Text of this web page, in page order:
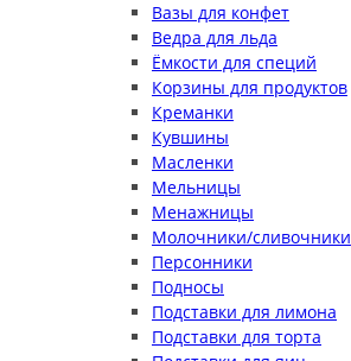
Вазы для конфет
Ведра для льда
Ёмкости для специй
Корзины для продуктов
Креманки
Кувшины
Масленки
Мельницы
Менажницы
Молочники/сливочники
Персонники
Подносы
Подставки для лимона
Подставки для торта